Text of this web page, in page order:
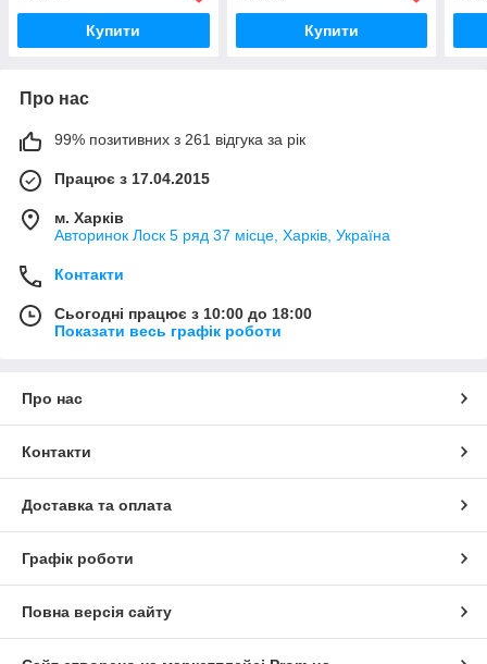
Купити Купити
Про нас
99% позитивних з 261 відгука за рік
Працює з 17.04.2015
м. Харків
Авторинок Лоск 5 ряд 37 місце, Харків, Україна
Контакти
Сьогодні працює з 10:00 до 18:00
Показати весь графік роботи
Про нас
Контакти
Доставка та оплата
Графік роботи
Повна версія сайту